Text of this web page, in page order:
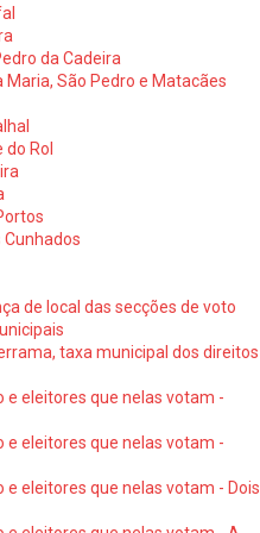
da Cadeira
São Pedro e Matacães
Rol
de local das secções de voto
taxa municipal dos direitos
e eleitores que nelas votam -
e eleitores que nelas votam -
eleitores que nelas votam - Dois